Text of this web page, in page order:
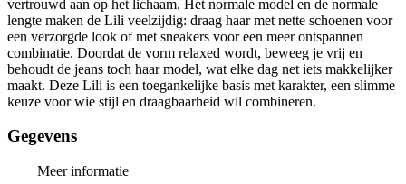
vertrouwd aan op het lichaam. Het normale model en de normale
lengte maken de Lili veelzijdig: draag haar met nette schoenen voor
een verzorgde look of met sneakers voor een meer ontspannen
combinatie. Doordat de vorm relaxed wordt, beweeg je vrij en
behoudt de jeans toch haar model, wat elke dag net iets makkelijker
maakt. Deze Lili is een toegankelijke basis met karakter, een slimme
keuze voor wie stijl en draagbaarheid wil combineren.
Gegevens
Meer informatie